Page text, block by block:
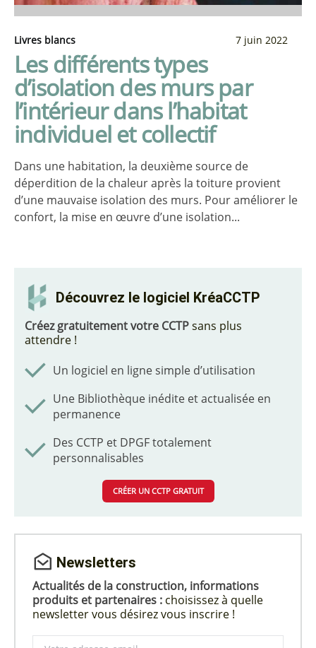
Livres blancs 7 juin 2022
Les différents types
d’isolation des murs par
l’intérieur dans l’habitat
individuel et collectif
Dans une habitation, la deuxième source de
déperdition de la chaleur après la toiture provient
d’une mauvaise isolation des murs. Pour améliorer le
confort, la mise en œuvre d’une isolation...
Découvrez le logiciel KréaCCTP
Créez gratuitement votre CCTPsans plus
attendre !
Un logiciel en ligne simple d’utilisation
Une Bibliothèque inédite et actualisée en
permanence
Des CCTP et DPGF totalement
personnalisables
CRÉER UN CCTP GRATUIT
Newsletters
Actualités de la construction, informations
produits et partenaires : choisissez à quelle
newsletter vous désirez vous inscrire !